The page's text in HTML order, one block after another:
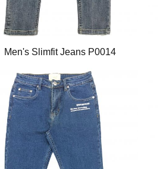
Men's Slimfit Jeans P0014